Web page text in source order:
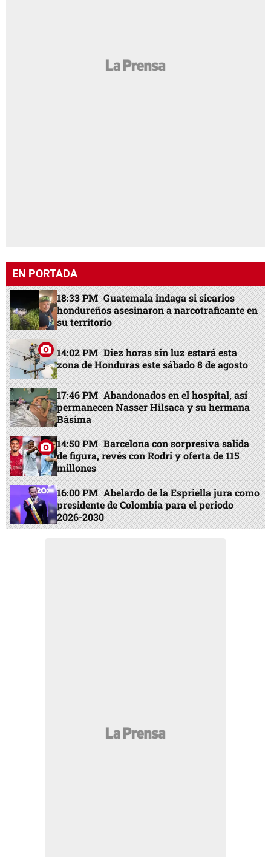
EN PORTADA
18:33 PM Guatemala indaga si sicarios
hondureños asesinaron a narcotraficante en
su territorio
14:02 PM Diez horas sin luz estará esta
zona de Honduras este sábado 8 de agosto
17:46 PM Abandonados en el hospital, así
permanecen Nasser Hilsaca y su hermana
Básima
14:50 PM Barcelona con sorpresiva salida
de figura, revés con Rodri y oferta de 115
millones
16:00 PM Abelardo de la Espriella jura como
presidente de Colombia para el periodo
2026-2030